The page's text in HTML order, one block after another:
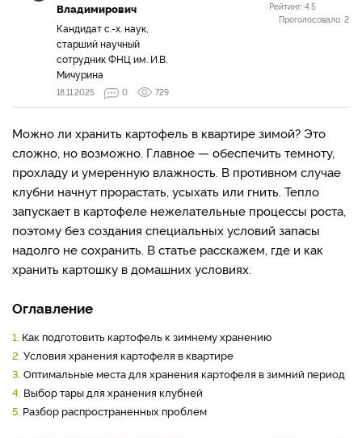
Владимирович
Кандидат с.-х. наук,
старший научный
сотрудник ФНЦ им. И.В.
Мичурина
Рейтинг: 4.5
Проголосовало: 2
18.11.2025 0 729
Можно ли хранить картофель в квартире зимой? Это
сложно, но возможно. Главное — обеспечить темноту,
прохладу и умеренную влажность. В противном случае
клубни начнут прорастать, усыхать или гнить. Тепло
запускает в картофеле нежелательные процессы роста,
поэтому без создания специальных условий запасы
надолго не сохранить. В статье расскажем, где и как
хранить картошку в домашних условиях.
Оглавление
1. Как подготовить картофель к зимнему хранению
2. Условия хранения картофеля в квартире
3. Оптимальные места для хранения картофеля в зимний период
4. Выбор тары для хранения клубней
5. Разбор распространенных проблем